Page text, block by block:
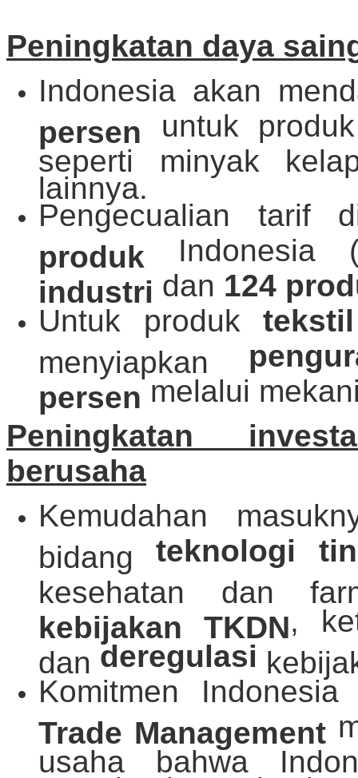
Peningkatan daya
Indonesia akan
persen untuk
seperti minyak
lainnya.
Pengecualian tarif
produk Indonesia
industri dan 124
Untuk produk
menyiapkan
persen melalui
Peningkatan
berusaha
Kemudahan
bidangteknologi
kesehatan dan
kebijakan TKDN,
dan deregulasi
Komitmen
Trade Management
usaha bahwa